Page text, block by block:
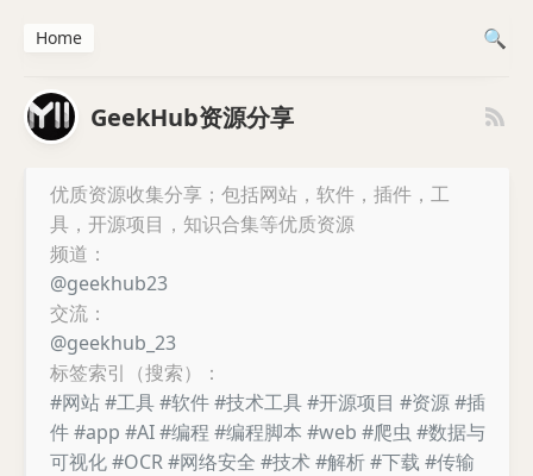
GeekHub资源分享
优质资源收集分享；包括网站，软件，插件，工
具，开源项目，知识合集等优质资源
频道：
@geekhub23
交流：
@geekhub_23
标签索引（搜索）：
#网站#工具#软件#技术工具#开源项目 #资源#插
件#app #AI#编程 #编程脚本 #web #爬虫 #数据与
可视化#OCR#网络安全 #技术#解析#下载 #传输
Home